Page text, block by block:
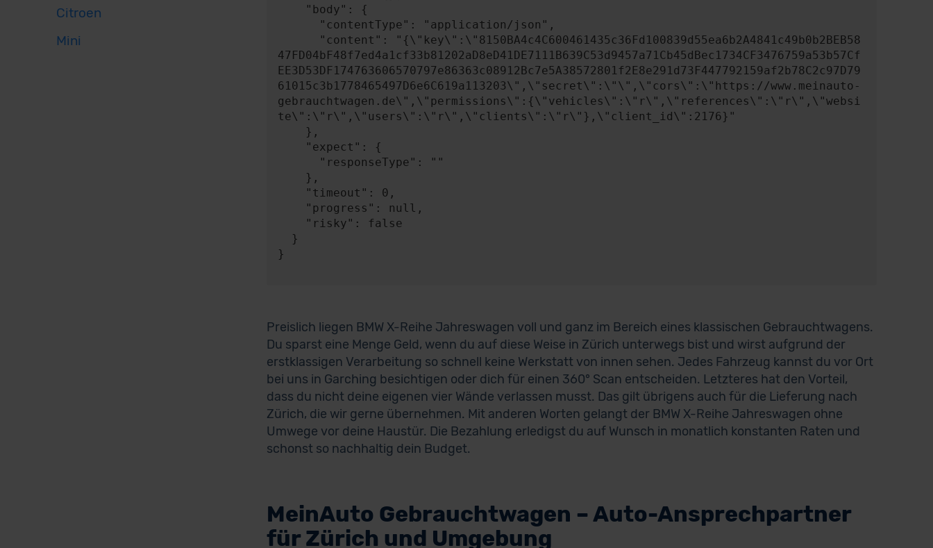
Citroen
Mini
47FD04bF48f7ed4a1cf33b81202aD8eD41DE7111B639C53d9457a71Cb45dBec1734CF3476759a53b57Cf
EE3D53DF174763606570797e86363c08912Bc7e5A38572801f2E8e291d73F447792159af2b78C2c97D79
61015c3b1778465497D6e6C619a113203\",\"secret\":\"\",\"cors\":\"https://www.meinauto-
gebrauchtwagen.de\",\"permissions\":{\"vehicles\":\"r\",\"references\":\"r\",\"websi
te\":\"r\",\"users\":\"r\",\"clients\":\"r\"},\"client_id\":2176}"
}
Preislich liegen BMW X-Reihe Jahreswagen voll und ganz im Bereich eines klassischen Gebrauchtwagens.
Du sparst eine Menge Geld, wenn du auf diese Weise in Zürich unterwegs bist und wirst aufgrund der
erstklassigen Verarbeitung so schnell keine Werkstatt von innen sehen. Jedes Fahrzeug kannst du vor Ort
bei uns in Garching besichtigen oder dich für einen 360° Scan entscheiden. Letzteres hat den Vorteil,
dass du nicht deine eigenen vier Wände verlassen musst. Das gilt übrigens auch für die Lieferung nach
Zürich, die wir gerne übernehmen. Mit anderen Worten gelangt der BMW X-Reihe Jahreswagen ohne
Umwege vor deine Haustür. Die Bezahlung erledigst du auf Wunsch in monatlich konstanten Raten und
schonst so nachhaltig dein Budget.
MeinAuto Gebrauchtwagen – Auto-Ansprechpartner
für Zürich und Umgebung